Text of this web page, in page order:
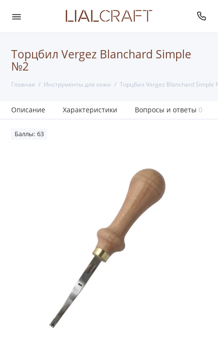
Торцбил Vergez Blanchard Simple
№2
Главная Инструменты для кожи Торцбил Vergez Blanchard Simple
Описание Характеристики Вопросы и ответы 0
Баллы: 63